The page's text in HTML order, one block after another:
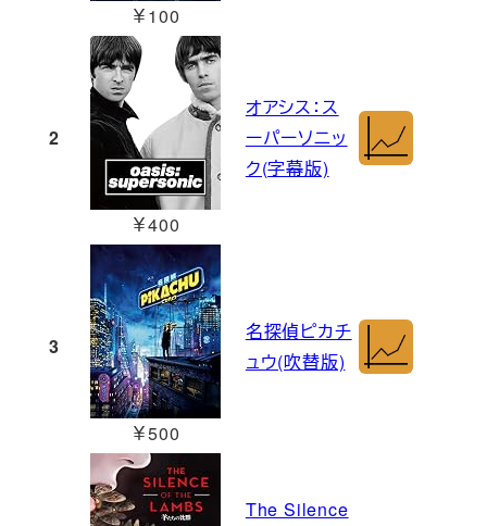
￥100
2
￥400
オアシス：ス
ーパーソニッ
ク(字幕版)
3
￥500
名探偵ピカチ
ュウ(吹替版)
The Silence